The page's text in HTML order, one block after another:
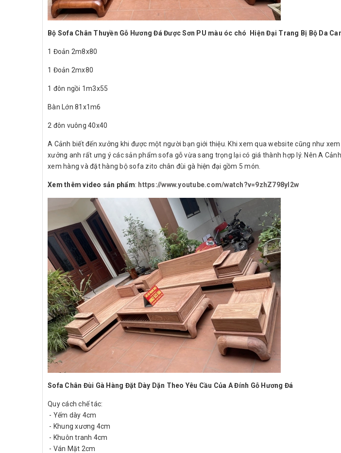
Bộ Sofa Chân Thuyền Gỗ Hương Đá Được Sơn PU màu óc chó Hiện Đại Trang Bị Bộ Da
1 Đoản 2m8x80
1 Đoản 2mx80
1 đôn ngồi 1m3x55
Bàn Lớn 81x1m6
2 đôn vuông 40x40
A Cảnh biết đến xưởng khi được một người bạn giới thiệu. Khi xem qua website cũng như
xưởng anh rất ưng ý các sản phẩm sofa gỗ vừa sang trọng lại có giá thành hợp lý. Nên A
xem hàng và đặt hàng bộ sofa zito chân đùi gà hiện đại gồm 5 món.
Xem thêm video sản phẩm: https://www.youtube.com/watch?v=9zhZ798yI2w
Sofa Chân Đùi Gà Hàng Đặt Dày Dặn Theo Yêu Cầu Của A Đính Gỗ Hương Đá
Quy cách chế tác:
- Yếm dày 4cm
- Khung xương 4cm
- Khuôn tranh 4cm
- Ván Mặt 2cm